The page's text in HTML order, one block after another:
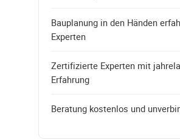
Bauplanung in den Händen
Experten
Zertifizierte Experten mit
Erfahrung
Beratung kostenlos und